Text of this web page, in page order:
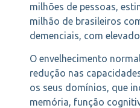
milhões de pessoas,
milhão de brasileiros
demenciais, com
O envelhecimento
redução nas
os seus domínios, que
memória, função